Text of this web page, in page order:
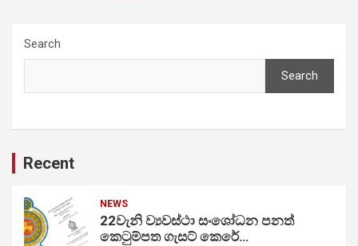
Search
Search
Recent
NEWS
22වැනි ව්‍යවස්ථා සංශෝධන පනත්
කෙටුම්පත ගැසට් කෙරේ…